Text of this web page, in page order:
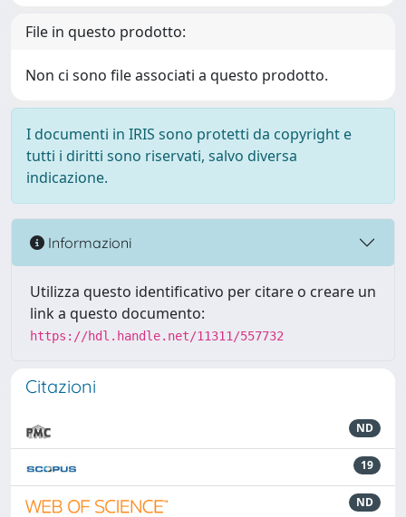
File in questo prodotto:
Non ci sono file associati a questo prodotto.
I documenti in IRIS sono protetti da copyright e
tutti i diritti sono riservati, salvo diversa
indicazione.
Informazioni
Utilizza questo identificativo per citare o creare un
link a questo documento:
https://hdl.handle.net/11311/557732
Citazioni
ND
19
ND